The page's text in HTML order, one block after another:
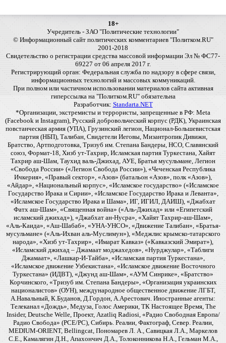
18+
Учредитель - ЗАО "Политические технологии"
© Информационный сайт политических комментариев "Политком.RU"
2001-2018
Свидетельство о регистрации средства массовой информации Эл № ФС77-
69227 от 06 апреля 2017 г.
Регистрирующий орган: Федеральная служба по надзору в сфере связи,
информационных технологий и массовых коммуникаций.
При полном или частичном использовании материалов сайта активная
гиперссылка на "Политком.RU" обязательна
Разработчик: Standarta.NET
*Организации, экстремисты и террористы, запрещенные в РФ: Meta
(Facebook и Instagram), Русский добровольческий корпус (РДК), Украинская
повстанческая армия (УПА), Грузинский легион, Национал-Большевистская
партия (НБП), Талибан, Свидетели Иеговы, Мизантропик Дивижн,
Братство, Артподготовка, Тризуб им. Степана Бандеры, НСО, Славянский
союз, Формат-18, Хизб ут-Тахрир, Исламская партия Туркестана, Хайят
Тахрир аш-Шам, Таухид валь-Джихад, АУЕ, Братья мусульмане, Легион
«Свобода России» («Легион Свобода России»), «Чеченская Республика
Ичкерия», «Правый сектор», «Азов» (батальон «Азов», полк «Азов»),
«Айдар», «Национальный корпус», «Исламское государство» («Исламское
Государство Ирака и Сирии», «Исламское Государство Ирака и Леванта»,
«Исламское Государство Ирака и Шама», ИГ, ИГИЛ, ДАИШ), «Джабхат
Фатх аш-Шам», «Священная война» («Аль-Джихад» или «Египетский
исламский джихад»), «Джабхат ан-Нусра», «Хайят Тахрир-аш-Шам»,
«Аль-Каида», «Аш-Шабаб», «УНА-УНСО», «Движение Талибан», «Братья-
мусульмане» («Аль-Ихван аль-Муслимун»), «Меджлис крымско-татарского
народа», «Хизб ут-Тахрир», «Имарат Кавказ» («Кавказский Эмират»),
«Исламский джихад – Джамаат моджахедов», «Нурджулар», «Таблиги
Джамаат», «Лашкар-И-Тайба», «Исламская партия Туркестана»,
«Исламское движение Узбекистана», «Исламское движение Восточного
Туркестана» (ИДВТ), «Джунд аш-Шам», «АУМ Синрике», «Братство»
Корчинского, «Тризуб им. Степана Бандеры», «Организация украинских
националистов» (ОУН), международное общественное движение ЛГБТ,
А.Навальный, К.Буданов, Д.Гордон, А.Арестович. Иностранные агенты:
Телеканал «Дождь», Медуза, Голос Америки, ТК Настоящее Время, The
Insider, Deutsche Welle, Проект, Azatliq Radiosi, «Радио Свободная Европа/
Радио Свобода» (PCE/PC), Сибирь. Реалии, Фактограф, Север. Реалии,
MEDIUM-ORIENT, Bellingcat, Пономарев Л. А., Савицкая Л.А., Маркелов
С.Е., Камалягин Д.Н., Апахончич Д.А., Толоконникова Н.А., Гельман М.А.,